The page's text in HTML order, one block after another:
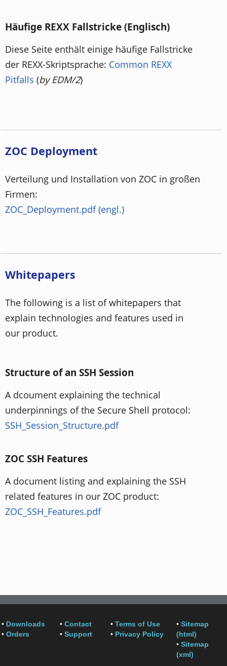
Häufige REXX Fallstricke (Englisch)
Diese Seite enthält einige häufige Fallstricke
der REXX-Skriptsprache: Common REXX
Pitfalls (by EDM/2)
ZOC Deployment
Verteilung und Installation von ZOC in großen
Firmen:
ZOC_Deployment.pdf (engl.)
Whitepapers
The following is a list of whitepapers that
explain technologies and features used in
our product.
Structure of an SSH Session
A dcoument explaining the technical
underpinnings of the Secure Shell protocol:
SSH_Session_Structure.pdf
ZOC SSH Features
A document listing and explaining the SSH
related features in our ZOC product:
ZOC_SSH_Features.pdf
• Downloads
• Orders
• Contact
• Support
• Terms of Use
• Privacy Policy
• Sitemap
(html)
• Sitemap
(xml)